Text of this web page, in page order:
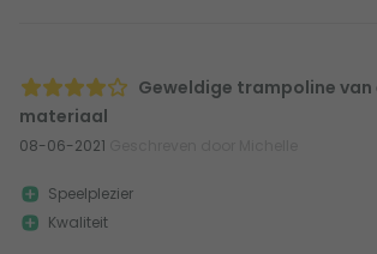
Geweldige trampoline van
materiaal
08-06-2021
Speelplezier
Kwaliteit